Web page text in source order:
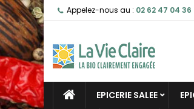
Appelez-nous au : 02 62 47 04 36
EPICERIE SALEE